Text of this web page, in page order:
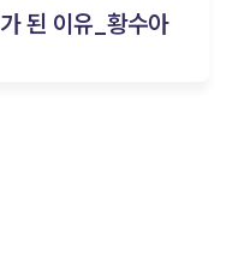
가 된 이유_황수아